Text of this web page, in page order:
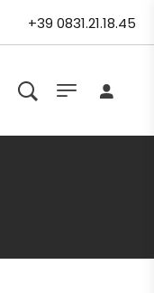
+39 0831.21.18.45